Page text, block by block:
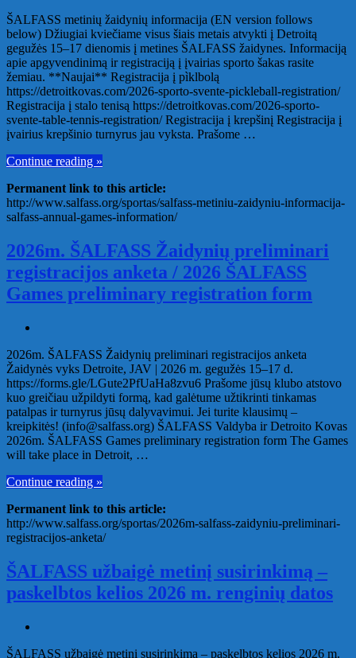
ŠALFASS metinių žaidynių informacija (EN version follows
below) Džiugiai kviečiame visus šiais metais atvykti į Detroitą
gegužės 15–17 dienomis į metines ŠALFASS žaidynes. Informaciją
apie apgyvendinimą ir registraciją į įvairias sporto šakas rasite
žemiau. **Naujai** Registracija į pìklbolą
https://detroitkovas.com/2026-sporto-svente-pickleball-registration/
Registracija į stalo tenisą https://detroitkovas.com/2026-sporto-
svente-table-tennis-registration/ Registracija į krepšinį Registracija į
įvairius krepšinio turnyrus jau vyksta. Prašome …
Continue reading »
Permanent link to this article:
http://www.salfass.org/sportas/salfass-metiniu-zaidyniu-informacija-
salfass-annual-games-information/
2026m. ŠALFASS Žaidynių preliminari
registracijos anketa / 2026 ŠALFASS
Games preliminary registration form
2026m. ŠALFASS Žaidynių preliminari registracijos anketa
Žaidynės vyks Detroite, JAV | 2026 m. gegužės 15–17 d.
https://forms.gle/LGute2PfUaHa8zvu6 Prašome jūsų klubo atstovo
kuo greičiau užpildyti formą, kad galėtume užtikrinti tinkamas
patalpas ir turnyrus jūsų dalyvavimui. Jei turite klausimų –
kreipkitės! (info@salfass.org) ŠALFASS Valdyba ir Detroito Kovas
2026m. ŠALFASS Games preliminary registration form The Games
will take place in Detroit, …
Continue reading »
Permanent link to this article:
http://www.salfass.org/sportas/2026m-salfass-zaidyniu-preliminari-
registracijos-anketa/
ŠALFASS užbaigė metinį susirinkimą –
paskelbtos kelios 2026 m. renginių datos
ŠALFASS užbaigė metinį susirinkimą – paskelbtos kelios 2026 m.